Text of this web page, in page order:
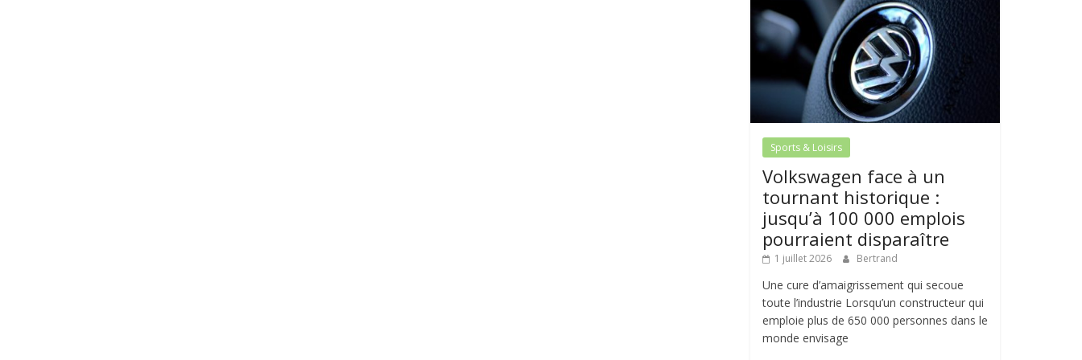
Sports & Loisirs
Volkswagen face à un
tournant historique :
jusqu’à 100 000 emplois
pourraient disparaître
1 juillet 2026 Bertrand
Une cure d’amaigrissement qui secoue
toute l’industrie Lorsqu’un constructeur qui
emploie plus de 650 000 personnes dans le
monde envisage